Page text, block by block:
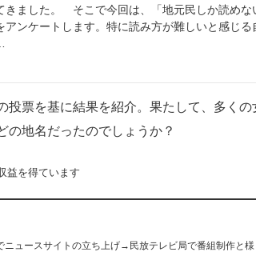
きました。 そこで今回は、「地元民しか読めな
アンケートします。特に読み方が難しいと感じる
票を基に結果を紹介。果たして、多くの
の地名だったのでしょうか？
益を得ています
ュースサイトの立ち上げ→民放テレビ局で番組制作と様